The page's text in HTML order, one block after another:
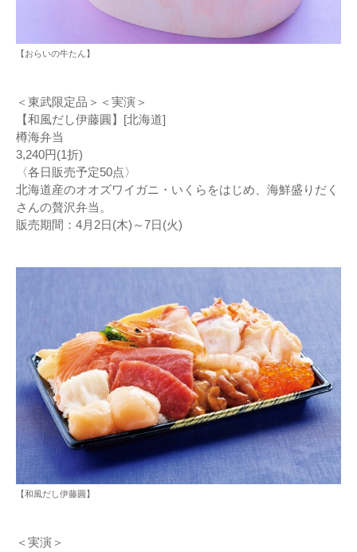
【おらいの牛たん】
＜東武限定品＞＜実演＞
【和風だし伊藤圓】[北海道]
樽海弁当
3,240円(1折)
〈各日販売予定50点〉
北海道産のオオズワイガニ・いくらをはじめ、海鮮盛りだく
さんの贅沢弁当。
販売期間：4月2日(木)～7日(火)
【和風だし伊藤圓】
＜実演＞